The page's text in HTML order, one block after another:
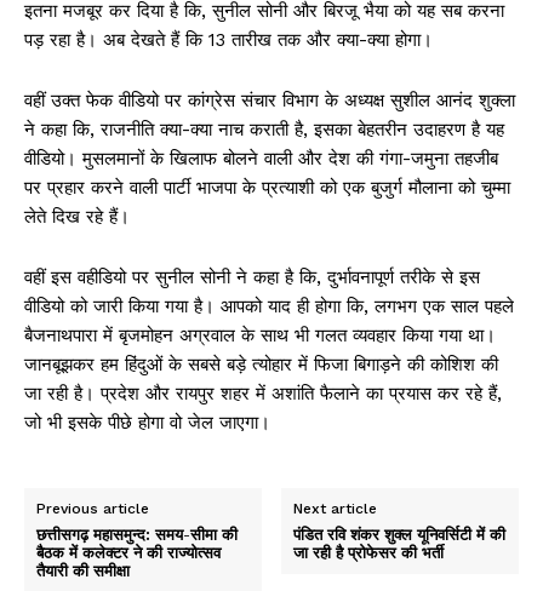
इतना मजबूर कर दिया है कि, सुनील सोनी और बिरजू भैया को यह सब करना
पड़ रहा है। अब देखते हैं कि 13 तारीख तक और क्या-क्या होगा।
वहीं उक्त फेक वीडियो पर कांग्रेस संचार विभाग के अध्यक्ष सुशील आनंद शुक्ला
ने कहा कि, राजनीति क्या-क्या नाच कराती है, इसका बेहतरीन उदाहरण है यह
वीडियो। मुसलमानों के खिलाफ बोलने वाली और देश की गंगा-जमुना तहजीब
पर प्रहार करने वाली पार्टी भाजपा के प्रत्याशी को एक बुजुर्ग मौलाना को चुम्मा
लेते दिख रहे हैं।
वहीं इस वहीडियो पर सुनील सोनी ने कहा है कि, दुर्भावनापूर्ण तरीके से इस
वीडियो को जारी किया गया है। आपको याद ही होगा कि, लगभग एक साल पहले
बैजनाथपारा में बृजमोहन अग्रवाल के साथ भी गलत व्यवहार किया गया था।
जानबूझकर हम हिंदुओं के सबसे बड़े त्योहार में फिजा बिगाड़ने की कोशिश की
जा रही है। प्रदेश और रायपुर शहर में अशांति फैलाने का प्रयास कर रहे हैं,
जो भी इसके पीछे होगा वो जेल जाएगा।
Previous article
छत्तीसगढ़ महासमुन्द: समय-सीमा की
बैठक में कलेक्टर ने की राज्योत्सव
तैयारी की समीक्षा
Next article
पंडित रवि शंकर शुक्ल यूनिवर्सिटी में की
जा रही है प्रोफेसर की भर्ती